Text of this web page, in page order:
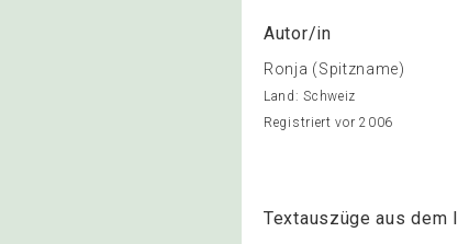
Autor/in
Ronja (Spitzname)
Land: Schweiz
Registriert vor 2006
Textauszüge aus dem